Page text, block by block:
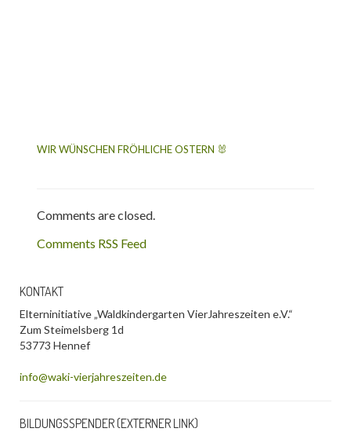
WIR WÜNSCHEN FRÖHLICHE OSTERN 🐰
Comments are closed.
Comments RSS Feed
KONTAKT
Elterninitiative „Waldkindergarten VierJahreszeiten e.V.“
Zum Steimelsberg 1d
53773 Hennef
info@waki-vierjahreszeiten.de
BILDUNGSSPENDER (EXTERNER LINK)